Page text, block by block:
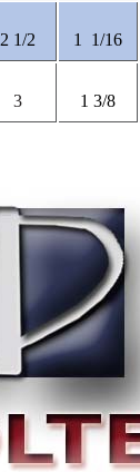
2 1/2 1 1/16
3 1 3/8